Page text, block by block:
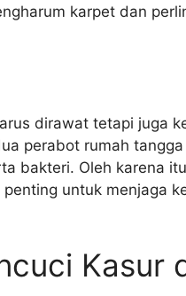
karpet dan
dirawat tetapi juga
perabot rumah
bakteri. Oleh karena
untuk menjaga
Kasur